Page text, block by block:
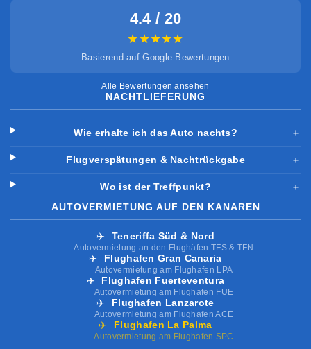
4.4 / 20
★★★★★
Basierend auf Google-Bewertungen
Alle Bewertungen ansehen
NACHTLIEFERUNG
Wie erhalte ich das Auto nachts? ＋
Flugverspätungen & Nachtrückgabe ＋
Wo ist der Treffpunkt?
＋
AUTOVERMIETUNG AUF DEN KANAREN
✈️ Teneriffa Süd & Nord
Autovermietung an den Flughäfen TFS & TFN
✈️ Flughafen Gran Canaria
Autovermietung am Flughafen LPA
✈️ Flughafen Fuerteventura
Autovermietung am Flughafen FUE
✈️ Flughafen Lanzarote
Autovermietung am Flughafen ACE
✈️ Flughafen La Palma
Autovermietung am Flughafen SPC